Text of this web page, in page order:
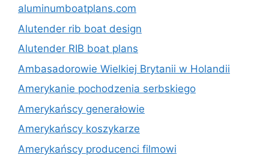
aluminumboatplans.com
Alutender rib boat design
Alutender RIB boat plans
Ambasadorowie Wielkiej Brytanii w Holandii
Amerykanie pochodzenia serbskiego
Amerykańscy generałowie
Amerykańscy koszykarze
Amerykańscy producenci filmowi